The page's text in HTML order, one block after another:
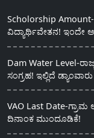
Scholorship
ವಿದ್ಯಾರ್ಥಿವೇತನ! ಇಂದೇ
Dam Water Level-
ಸಂಗ್ರಹ! ಇಲ್ಲಿದೆ
VAO Last Date-
ದಿನಾಂಕ ಮುಂದೂಡಿಕೆ!